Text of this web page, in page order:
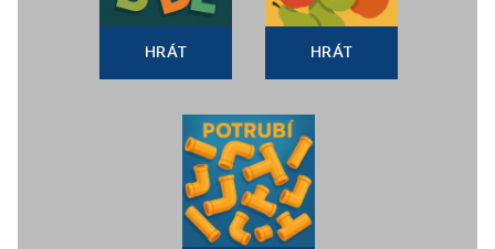
HRÁT HRÁT